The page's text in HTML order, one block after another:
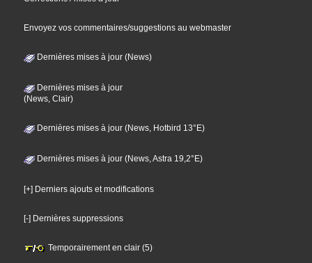
Envoyez vos commentaires/suggestions au webmaster
Dernières mises à jour (News)
Dernières mises à jour
(News, Clair)
Dernières mises à jour (News, Hotbird 13°E)
Dernières mises à jour (News, Astra 19,2°E)
[+] Derniers ajouts et modifications
[-] Dernières suppressions
Temporairement en clair (5)